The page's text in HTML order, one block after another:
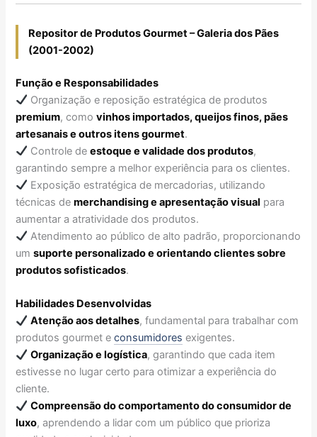
Repositor de Produtos Gourmet – Galeria dos Pães
(2001-2002)
Função e Responsabilidades
Organização e reposição estratégica de produtos
premium, comovinhos importados, queijos finos, pães
artesanais e outros itens gourmet.
Controle deestoque e validade dos produtos,
garantindo sempre a melhor experiência para os clientes.
Exposição estratégica de mercadorias, utilizando
técnicas demerchandising e apresentação visual para
aumentar a atratividade dos produtos.
Atendimento ao público de alto padrão, proporcionando
umsuporte personalizado e orientando clientes sobre
produtos sofisticados.
Habilidades Desenvolvidas
Atenção aos detalhes, fundamental para trabalhar com
produtos gourmet econsumidores exigentes.
Organização e logística, garantindo que cada item
estivesse no lugar certo para otimizar a experiência do
cliente.
Compreensão do comportamento do consumidor de
luxo, aprendendo a lidar com um público que prioriza